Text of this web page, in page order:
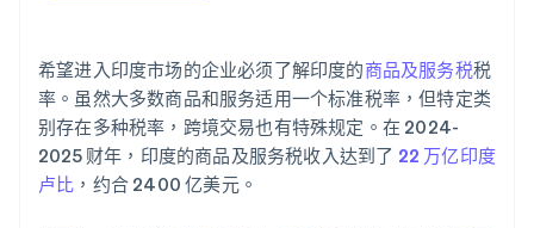
希望进入印度市场的企业必须了解印度的商品及服务税税
率。虽然大多数商品和服务适用一个标准税率，但特定类
别存在多种税率，跨境交易也有特殊规定。在 2024-
2025 财年，印度的商品及服务税收入达到了 22 万亿印度
卢比 ，约合 2400 亿美元。